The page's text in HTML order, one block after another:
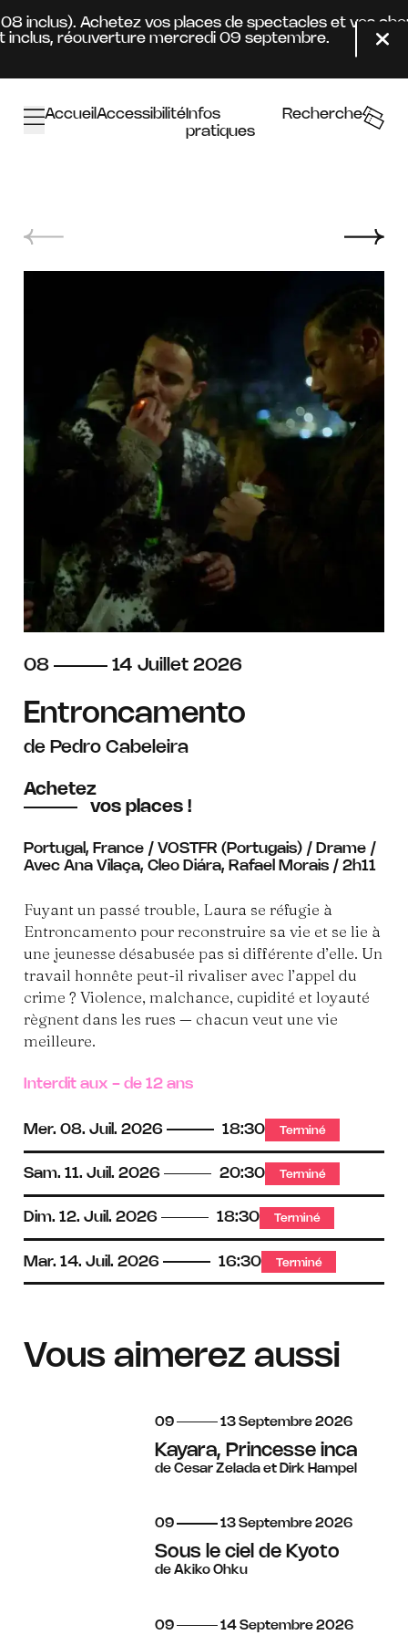
inclus). Achetez vos places de spectacles et vos
réouverture mercredi 09 septembre.
AccueilAccessibilitéInfos
pratiques
Recherche
du
08 au
14 juillet
Juillet 2026
Entroncamento
de Pedro Cabeleira
Achetez
vos places !
Portugal, France / VOSTFR (Portugais) / Drame /
Avec Ana Vilaça, Cleo Diára, Rafael Morais / 2h11
Fuyant un passé trouble, Laura se réfugie à
Entroncamento pour reconstruire sa vie et se lie à
une jeunesse désabusée pas si différente d’elle. Un
travail honnête peut-il rivaliser avec l’appel du
crime ? Violence, malchance, cupidité et loyauté
règnent dans les rues — chacun veut une vie
meilleure.
Interdit aux - de 12 ans
Mer. 08. Juil. 2026 18:30 Terminé
Sam. 11. Juil. 2026 20:30 Terminé
Dim. 12. Juil. 2026 18:30 Terminé
Mar. 14. Juil. 2026 16:30 Terminé
Vous aimerez aussi
du
09 au
13 septembre
Septembre 2026
Kayara, Princesse inca
de Cesar Zelada et Dirk Hampel
du
09 au
13 septembre
Septembre 2026
Sous le ciel de Kyoto
de Akiko Ohku
du
09 au
14 septembre
Septembre 2026